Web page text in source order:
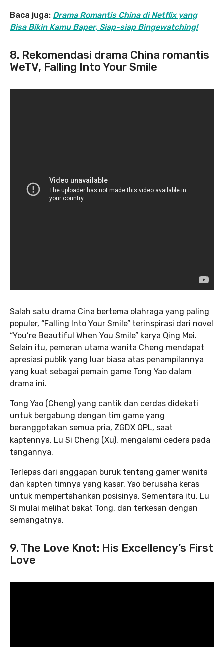
Baca juga: Drama Romantis China di Netflix yang
Bisa Bikin Kamu Baper, Siap-siap Bingewatching!
8. Rekomendasi drama China romantis
WeTV, Falling Into Your Smile
Salah satu drama Cina bertema olahraga yang paling
populer, “Falling Into Your Smile” terinspirasi dari novel
“You’re Beautiful When You Smile” karya Qing Mei.
Selain itu, pemeran utama wanita Cheng mendapat
apresiasi publik yang luar biasa atas penampilannya
yang kuat sebagai pemain game Tong Yao dalam
drama ini.
Tong Yao (Cheng) yang cantik dan cerdas didekati
untuk bergabung dengan tim game yang
beranggotakan semua pria, ZGDX OPL, saat
kaptennya, Lu Si Cheng (Xu), mengalami cedera pada
tangannya.
Terlepas dari anggapan buruk tentang gamer wanita
dan kapten timnya yang kasar, Yao berusaha keras
untuk mempertahankan posisinya. Sementara itu, Lu
Si mulai melihat bakat Tong, dan terkesan dengan
semangatnya.
9. The Love Knot: His Excellency’s First
Love